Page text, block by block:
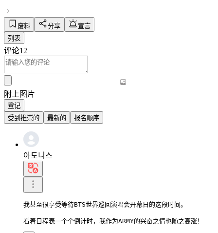
废料 分享
宣言
列表
评论12
附上图片
登记
受到推崇的
最新的 报名顺序
아도니스
我甚至很享受等待BTS世界巡回演唱会开幕日的这段时间。
看着日程表一个个倒计时，我作为ARMY的兴奋之情也随之高涨！